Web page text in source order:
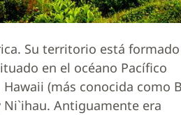
Su territorio está formado
en el océano Pacífico
(más conocida como
Ni`ihau. Antiguamente era